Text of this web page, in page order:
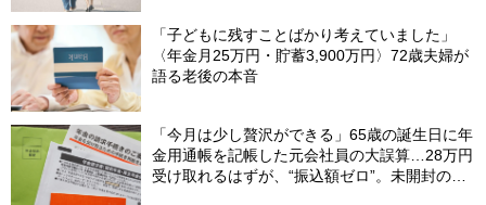
「子どもに残すことばかり考えていました」
〈年金月25万円・貯蓄3,900万円〉72歳夫婦が
語る老後の本音
「今月は少し贅沢ができる」65歳の誕生日に年
金用通帳を記帳した元会社員の大誤算…28万円
受け取れるはずが、“振込額ゼロ”。未開封の郵